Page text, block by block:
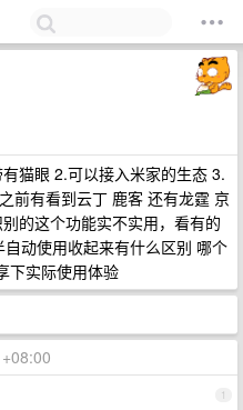
猫眼 2.可以接入米家的生态 3.
前有看到云丁 鹿客 还有龙霆 京
的这个功能实不实用，看有的
动使用收起来有什么区别 哪个
下实际使用体验
1